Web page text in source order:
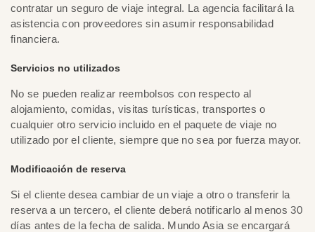
contratar un seguro de viaje integral. La agencia facilitará la
asistencia con proveedores sin asumir responsabilidad
financiera.
Servicios no utilizados
No se pueden realizar reembolsos con respecto al
alojamiento, comidas, visitas turísticas, transportes o
cualquier otro servicio incluido en el paquete de viaje no
utilizado por el cliente, siempre que no sea por fuerza mayor.
Modificación de reserva
Si el cliente desea cambiar de un viaje a otro o transferir la
reserva a un tercero, el cliente deberá notificarlo al menos 30
días antes de la fecha de salida. Mundo Asia se encargará